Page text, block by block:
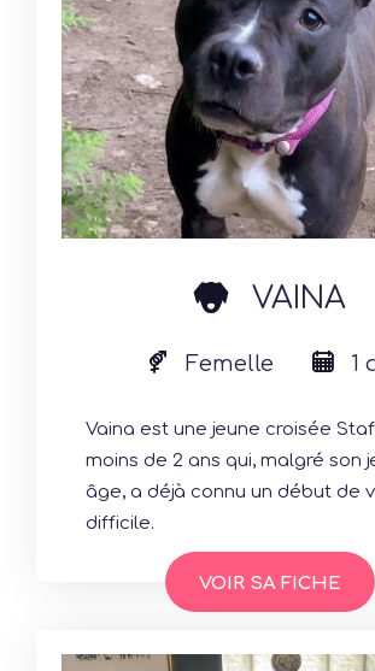
dog VAINA
Femelle 1
Vaina est une jeune croisée
moins de 2 ans qui, malgré son
âge, a déjà connu un début de
difficile.
VOIR SA FICHE